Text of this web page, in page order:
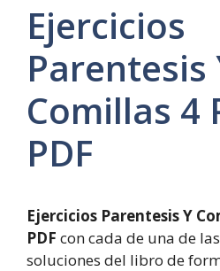
Ejercicios
Parentesis
Comillas 4
PDF
Ejercicios Parentesis Y
PDF con cada de una de
soluciones del libro de